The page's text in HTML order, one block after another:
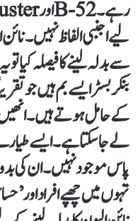
لیے اجنبی الفاظ نہیں۔
سے بدلہ لینے کا فیصلہ کیا
لے جاسکتا ہے۔ ایسے
پاس موجود نہیں۔ ان کی
تہوں میں چھپے افراد اور